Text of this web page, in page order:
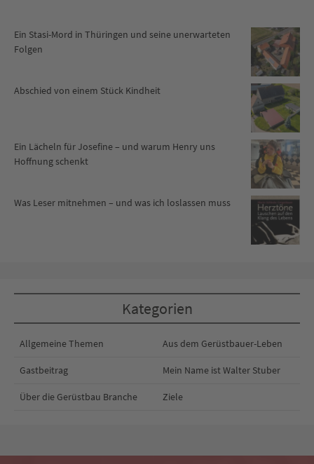
Ein Stasi-Mord in Thüringen und seine unerwarteten
Folgen
Abschied von einem Stück Kindheit
Ein Lächeln für Josefine – und warum Henry uns
Hoffnung schenkt
Was Leser mitnehmen – und was ich loslassen muss
Kategorien
Allgemeine Themen Aus dem Gerüstbauer-Leben
Gastbeitrag Mein Name ist Walter Stuber
Über die Gerüstbau Branche Ziele